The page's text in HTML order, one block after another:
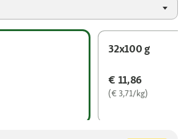
32x100 g
€ 11,86
(€ 3,71/kg)